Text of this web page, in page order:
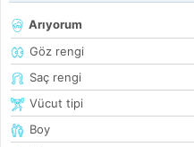
Arıyorum
Göz rengi
Saç rengi
Vücut tipi
Boy